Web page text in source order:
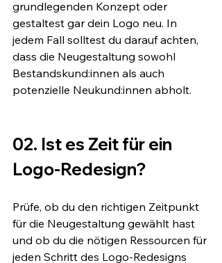
grundlegenden Konzept oder
gestaltest gar dein Logo neu. In
jedem Fall solltest du darauf achten,
dass die Neugestaltung sowohl
Bestandskund:innen als auch
potenzielle Neukund:innen abholt.
02. Ist es Zeit für ein
Logo-Redesign?
Prüfe, ob du den richtigen Zeitpunkt
für die Neugestaltung gewählt hast
und ob du die nötigen Ressourcen für
jeden Schritt des Logo-Redesigns